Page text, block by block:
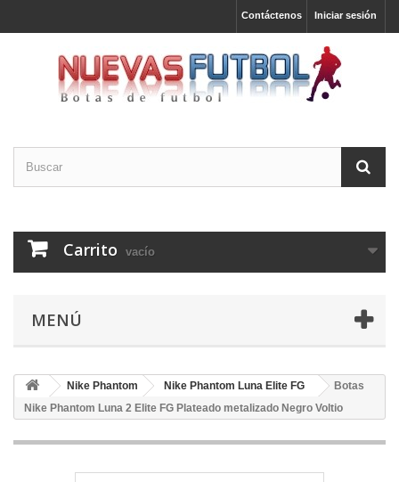
Iniciar sesión
Contáctenos
Carrito vacío
MENÚ
Nike Phantom Nike Phantom Luna Elite FG
Botas
Nike Phantom Luna 2 Elite FG Plateado metalizado Negro Voltio